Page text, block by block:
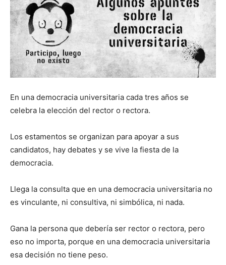
En una democracia universitaria cada tres años se
celebra la elección del rector o rectora.
Los estamentos se organizan para apoyar a sus
candidatos, hay debates y se vive la fiesta de la
democracia.
Llega la consulta que en una democracia universitaria no
es vinculante, ni consultiva, ni simbólica, ni nada.
Gana la persona que debería ser rector o rectora, pero
eso no importa, porque en una democracia universitaria
esa decisión no tiene peso.